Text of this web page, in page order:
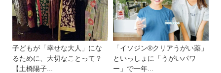
子どもが「幸せな大人」にな
るために、大切なことって？
【土橋陽子...
「イソジン®クリアうがい薬」
といっしょに「うがいパワ
ー」で一年...